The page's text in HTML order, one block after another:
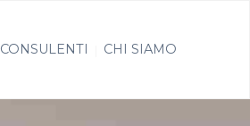
CONSULENTI CHI SIAMO